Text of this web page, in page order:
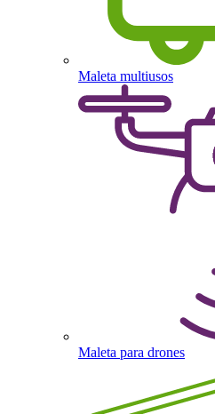
Maleta multiusos
Maleta para drones